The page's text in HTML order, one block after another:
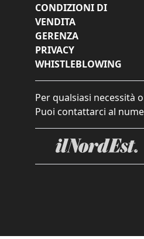
CONDIZIONI DI
VENDITA
GERENZA
PRIVACY
WHISTLEBLOWING
Per qualsiasi necessità
Puoi contattarci al